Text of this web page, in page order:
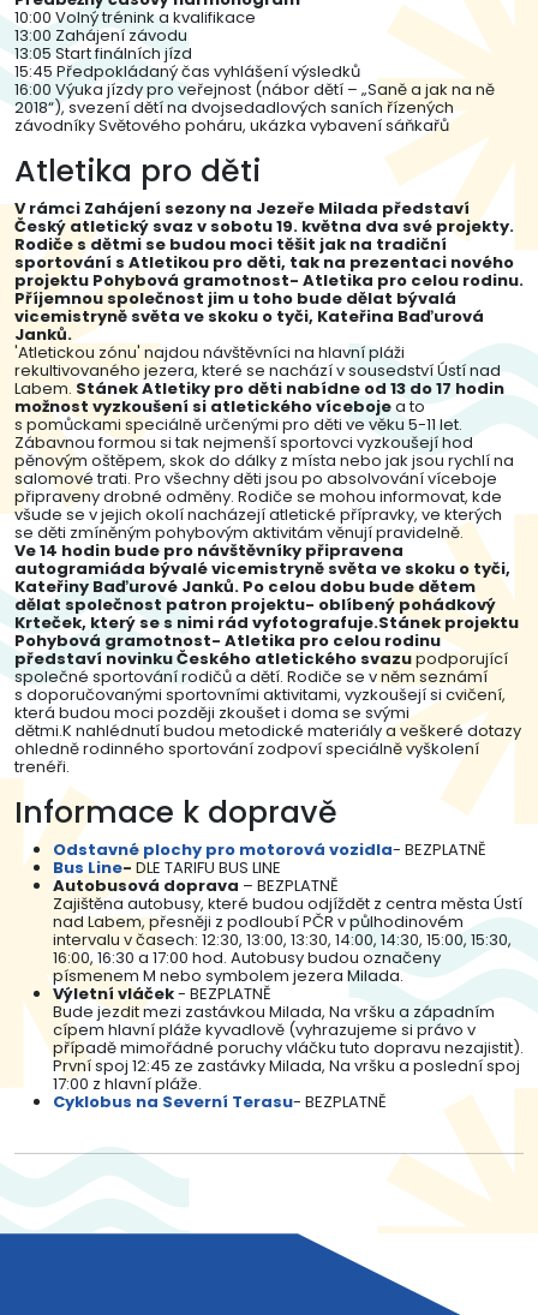
10:00 Volný trénink a kvalifikace
13:00 Zahájení závodu
13:05 Start finálních jízd
15:45 Předpokládaný čas vyhlášení výsledků
16:00 Výuka jízdy pro veřejnost (nábor dětí – „Saně a jak na ně
2018“), svezení dětí na dvojsedadlových saních řízených
závodníky Světového poháru, ukázka vybavení sáňkařů
Atletika pro děti
V rámci Zahájení sezony na Jezeře Milada představí
Český atletický svaz v sobotu 19. května dva své projekty.
Rodiče s dětmi se budou moci těšit jak na tradiční
sportování s Atletikou pro děti, tak na prezentaci nového
projektu Pohybová gramotnost- Atletika pro celou rodinu.
Příjemnou společnost jim u toho bude dělat bývalá
vicemistryně světa ve skoku o tyči, Kateřina Baďurová
Janků.
'Atletickou zónu' najdou návštěvníci na hlavní pláži
rekultivovaného jezera, které se nachází v sousedství Ústí nad
Labem. Stánek Atletiky pro děti nabídne od 13 do 17 hodin
možnost vyzkoušení si atletického vícebojea to
s pomůckami speciálně určenými pro děti ve věku 5-11 let.
Zábavnou formou si tak nejmenší sportovci vyzkoušejí hod
pěnovým oštěpem, skok do dálky z místa nebo jak jsou rychlí na
salomové trati. Pro všechny děti jsou po absolvování víceboje
připraveny drobné odměny. Rodiče se mohou informovat, kde
všude se v jejich okolí nacházejí atletické přípravky, ve kterých
se děti zmíněným pohybovým aktivitám věnují pravidelně.
Ve 14 hodin bude pro návštěvníky připravena
autogramiáda bývalé vicemistryně světa ve skoku o tyči,
Kateřiny Baďurové Janků. Po celou dobu bude dětem
dělat společnost patron projektu- oblíbený pohádkový
Krteček, který se s nimi rád vyfotografuje.Stánek projektu
Pohybová gramotnost- Atletika pro celou rodinu
představí novinku Českého atletického svazupodporující
společné sportování rodičů a dětí. Rodiče se v něm seznámí
s doporučovanými sportovními aktivitami, vyzkoušejí si cvičení,
která budou moci později zkoušet i doma se svými
dětmi.K nahlédnutí budou metodické materiály a veškeré dotazy
ohledně rodinného sportování zodpoví speciálně vyškolení
trenéři.
Informace k dopravě
Odstavné plochy pro motorová vozidla- BEZPLATNĚ
Bus Line- DLE TARIFU BUS LINE
Autobusová doprava – BEZPLATNĚ
Zajištěna autobusy, které budou odjíždět z centra města Ústí
nad Labem, přesněji z podloubí PČR v půlhodinovém
intervalu v časech: 12:30, 13:00, 13:30, 14:00, 14:30, 15:00, 15:30,
16:00, 16:30 a 17:00 hod. Autobusy budou označeny
písmenem M nebo symbolem jezera Milada.
Výletní vláček- BEZPLATNĚ
Bude jezdit mezi zastávkou Milada, Na vršku a západním
cípem hlavní pláže kyvadlově (vyhrazujeme si právo v
případě mimořádné poruchy vláčku tuto dopravu nezajistit).
První spoj 12:45 ze zastávky Milada, Na vršku a poslední spoj
17:00 z hlavní pláže.
Cyklobus na Severní Terasu- BEZPLATNĚ